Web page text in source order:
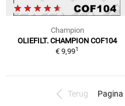
Champion
OLIEFILT. CHAMPION COF104
€ 9,991
Terug Pagina